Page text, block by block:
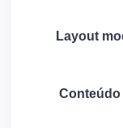
Layout
Conteúdo